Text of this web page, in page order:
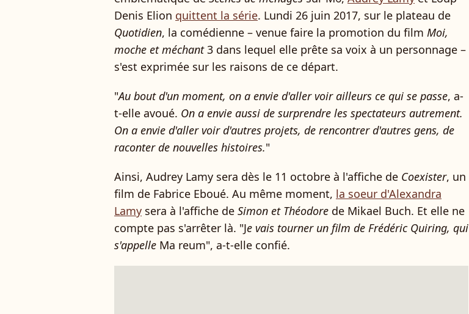
Denis Elion quittent la série. Lundi 26 juin 2017, sur le plateau de
Quotidien, la comédienne – venue faire la promotion du film Moi,
moche et méchant3 dans lequel elle prête sa voix à un personnage –
s'est exprimée sur les raisons de ce départ.
"Au bout d'un moment, on a envie d'aller voir ailleurs ce qui se passe, a-
t-elle avoué. On a envie aussi de surprendre les spectateurs autrement.
On a envie d'aller voir d'autres projets, de rencontrer d'autres gens, de
raconter de nouvelles histoires."
Ainsi, Audrey Lamy sera dès le 11 octobre à l'affiche de Coexister, un
film de Fabrice Eboué. Au même moment, la soeur d'Alexandra
Lamy sera à l'affiche de Simon et Théo­dore de Mikael Buch. Et elle ne
compte pas s'arrêter là. "Je vais tour­ner un film de Frédé­ric Quiring, qui
s'ap­pelle Ma reum", a-t-elle confié.